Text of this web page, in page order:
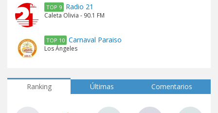
TOP 9 Radio 21
Caleta Olivia - 90.1 FM
TOP 10 Carnaval Paraiso
Los Ángeles
Ranking Últimas Comentarios